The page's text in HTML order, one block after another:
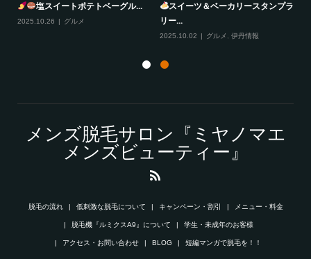
塩スイートポテトベーグル...
2025.10.26 グルメ
スイーツ＆ベーカリースタンプラ
リー...
2025.10.02 グルメ 伊丹情報
メンズ脱毛サロン『ミヤノマエ
メンズビューティー』
脱毛の流れ 低刺激な脱毛について キャンペーン・割引 メニュー・料金
脱毛機『ルミクスA9』について 学生・未成年のお客様
アクセス・お問い合わせ BLOG 短編マンガで脱毛を！！